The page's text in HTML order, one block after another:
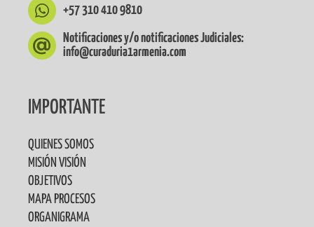
+57 310 410 9810
Notificaciones y/o notificaciones Judiciales:
info@curaduria1armenia.com
IMPORTANTE
QUIENES SOMOS
MISIÓN VISIÓN
OBJETIVOS
MAPA PROCESOS
ORGANIGRAMA